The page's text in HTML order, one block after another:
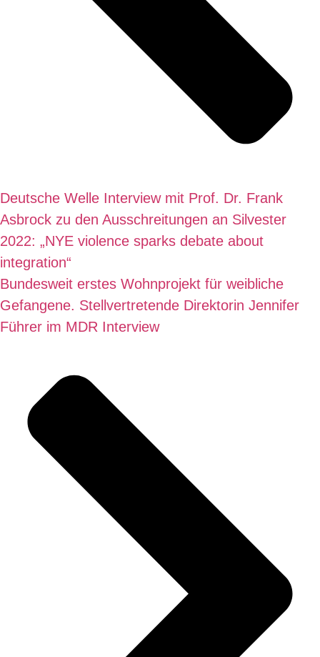
Deutsche Welle Interview mit Prof. Dr. Frank
Asbrock zu den Ausschreitungen an Silvester
2022: „NYE violence sparks debate about
integration“
Bundesweit erstes Wohnprojekt für weibliche
Gefangene. Stellvertretende Direktorin Jennifer
Führer im MDR Interview